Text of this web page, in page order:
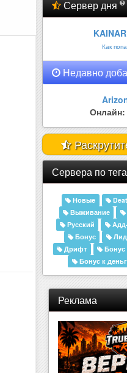
Сервер дня
Как
Недавно
Сервера по
Новые
Выживание
Русский
Бонус
Дрифт
Бонус
Бонус к
Реклама